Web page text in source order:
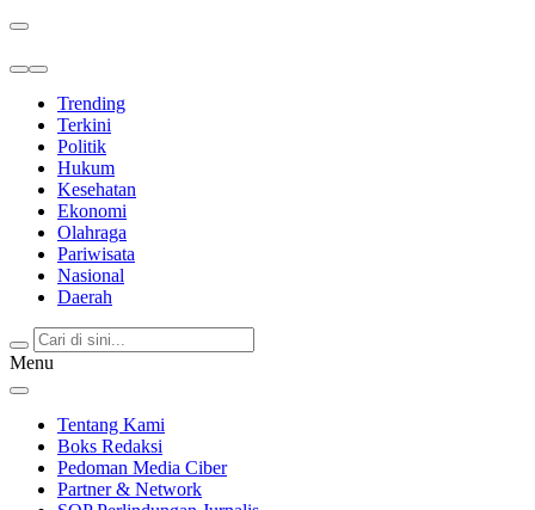
Trending
Terkini
Politik
Hukum
Kesehatan
Ekonomi
Olahraga
Pariwisata
Nasional
Daerah
Menu
Tentang Kami
Boks Redaksi
Pedoman Media Ciber
Partner & Network